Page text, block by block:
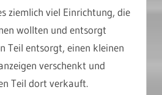
ziemlich viel Einrichtung, die
wollten und entsorgt
Teil entsorgt, einen kleinen
verschenkt und
Teil dort verkauft.